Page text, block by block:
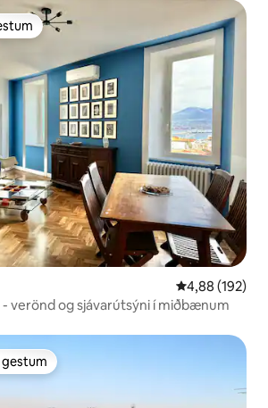
4,88 af 5 í
4,88 (192)
- verönd og sjávarútsýni í miðbænum
hjá gestum